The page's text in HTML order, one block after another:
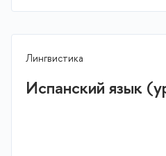
Лингвистика
Испанский язык